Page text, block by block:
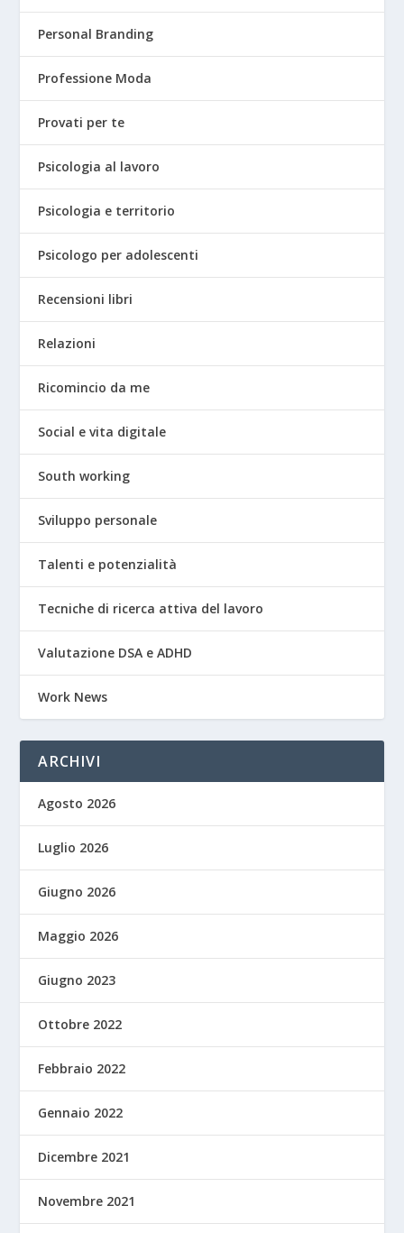
Personal Branding
Professione Moda
Provati per te
Psicologia al lavoro
Psicologia e territorio
Psicologo per adolescenti
Recensioni libri
Relazioni
Ricomincio da me
Social e vita digitale
South working
Sviluppo personale
Talenti e potenzialità
Tecniche di ricerca attiva del lavoro
Valutazione DSA e ADHD
Work News
ARCHIVI
Agosto 2026
Luglio 2026
Giugno 2026
Maggio 2026
Giugno 2023
Ottobre 2022
Febbraio 2022
Gennaio 2022
Dicembre 2021
Novembre 2021